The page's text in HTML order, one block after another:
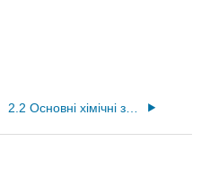
2.2 Основні хімічні закони